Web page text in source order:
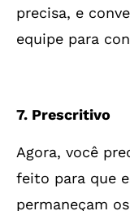
precisa, e
equipe para
7. Prescritivo
Agora, você
feito para que
permaneçam